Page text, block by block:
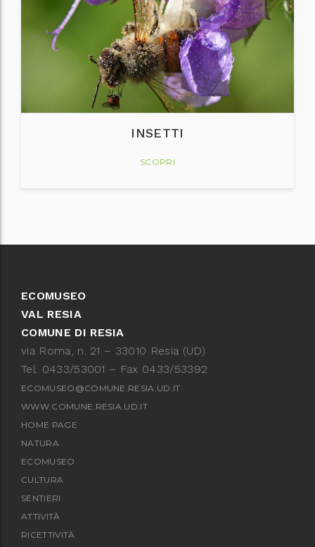
INSETTI
SCOPRI
ECOMUSEO
VAL RESIA
COMUNE DI RESIA
via Roma, n. 21 – 33010 Resia (UD)
Tel. 0433/53001 – Fax 0433/53392
ECOMUSEO@COMUNE.RESIA.UD.IT
WWW.COMUNE.RESIA.UD.IT
HOME PAGE
NATURA
ECOMUSEO
CULTURA
SENTIERI
ATTIVITÀ
RICETTIVITÀ